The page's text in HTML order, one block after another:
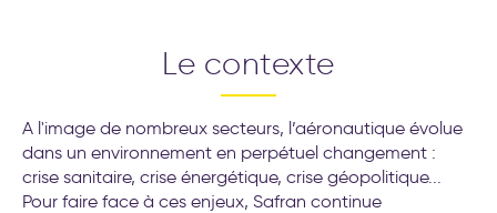
20 exemples
d’accompagnement IA pour la
transformation de l’entreprise
Le contexte
A l'image de nombreux secteurs, l’aéronautique évolue
dans un environnement en perpétuel changement :
crise sanitaire, crise énergétique, crise géopolitique...
Pour faire face à ces enjeux, Safran continue